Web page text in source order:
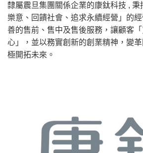
隸屬震旦集團關係企業的康鈦科技 , 秉
樂意、回饋社會、追求永續經營」的
善的售前、售中及售後服務，讓顧客
心」，並以務實創新的創業精神，變
極開拓未來。